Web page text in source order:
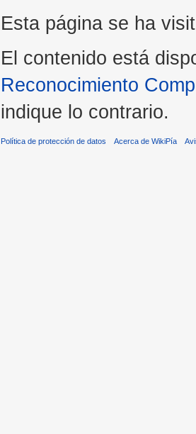
Esta página se ha
El contenido está
Reconocimiento
indique lo contrario.
Política de protección de datos Acerca de WikiPía